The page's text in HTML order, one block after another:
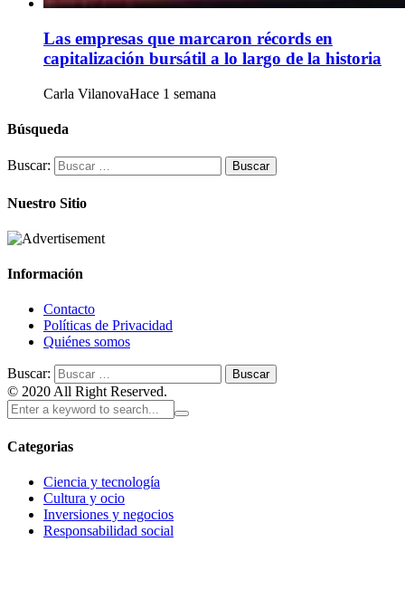
Las empresas que marcaron récords en
capitalización bursátil a lo largo de la historia
Carla VilanovaHace 1 semana
Búsqueda
Buscar:
Nuestro Sitio
Información
Contacto
Políticas de Privacidad
Quiénes somos
Buscar:
© 2020 All Right Reserved.
Categorias
Ciencia y tecnología
Cultura y ocio
Inversiones y negocios
Responsabilidad social